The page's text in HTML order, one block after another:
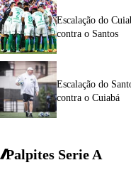
Escalação do
contra o Santos
Escalação do
contra o Cuiabá
Palpites Serie A